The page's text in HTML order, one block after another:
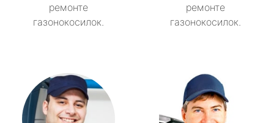
ремонте
газонокосилок.
ремонте
газонокосилок.